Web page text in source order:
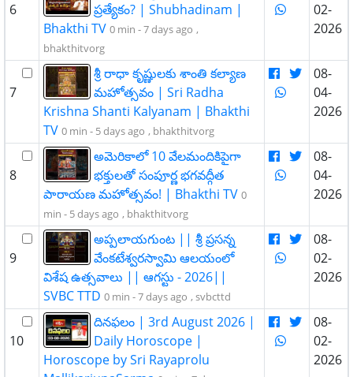
6
ప్రత్యేకం? | Shubhadinam |
Bhakthi TV 0 min -7 days ago ,
bhakthitvorg
02-
2026
7
శ్రీ రాధా కృష్ణులకు శాంతి కల్యాణ
మహోత్సవం | Sri Radha
Krishna Shanti Kalyanam | Bhakthi
TV 0 min - 5 days ago , bhakthitvorg
08-
04-
2026
8
అమెరికాలో 10 వేలమందికిపైగా
భక్తులతో సంపూర్ణ భగవద్గీత
పారాయణ మహోత్సవం! | Bhakthi TV 0
min - 5 days ago , bhakthitvorg
08-
04-
2026
9
​​అప్పలాయగుంట || శ్రీ ప్రసన్న
వేంకటేశ్వరస్వామి ఆలయంలో
విశేష ఉత్సవాలు || ఆగస్టు - 2026||
SVBC TTD 0 min -7 days ago , svbcttd
08-
02-
2026
10
దినఫలం | 3rd August 2026 |
Daily Horoscope |
Horoscope by Sri Rayaprolu
08-
02-
2026